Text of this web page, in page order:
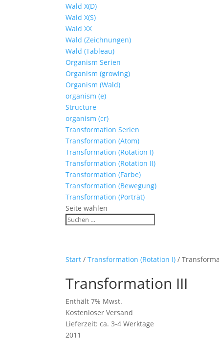
Wald X(D)
Wald X(S)
Wald XX
Wald (Zeichnungen)
Wald (Tableau)
Organism Serien
Organism (growing)
Organism (Wald)
organism (e)
Structure
organism (cr)
Transformation Serien
Transformation (Atom)
Transformation (Rotation I)
Transformation (Rotation II)
Transformation (Farbe)
Transformation (Bewegung)
Transformation (Porträt)
Seite wählen
Start /Transformation (Rotation I) /
Transformation III
Enthält 7% Mwst.
Kostenloser Versand
Lieferzeit: ca. 3-4 Werktage
2011